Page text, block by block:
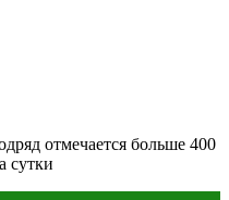
отмечается больше 400
сутки